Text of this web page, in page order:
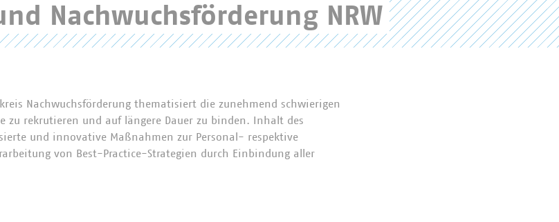
Nachwuchsförderung NRW
Nachwuchsförderung thematisiert die zunehmend schwierigen
zu rekrutieren und auf längere Dauer zu binden. Inhalt des
und innovative Maßnahmen zur Personal- respektive
von Best-Practice-Strategien durch Einbindung aller